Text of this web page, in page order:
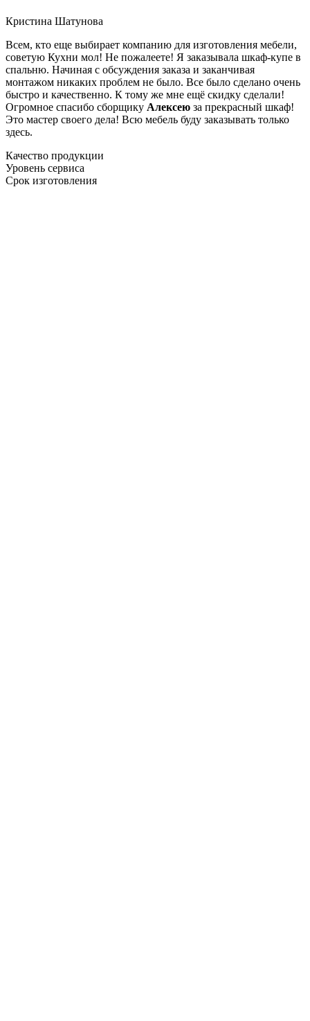
Кристина Шатунова
Всем, кто еще выбирает компанию для изготовления мебели,
советую Кухни мол! Не пожалеете! Я заказывала шкаф-купе в
спальню. Начиная с обсуждения заказа и заканчивая
монтажом никаких проблем не было. Все было сделано очень
быстро и качественно. К тому же мне ещё скидку сделали!
Огромное спасибо сборщику Алексею за прекрасный шкаф!
Это мастер своего дела! Всю мебель буду заказывать только
здесь.
Качество продукции
Уровень сервиса
Срок изготовления